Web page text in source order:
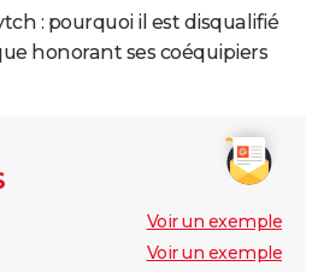
: pourquoi il est disqualifié
honorant ses coéquipiers
Voir un exemple
Voir un exemple